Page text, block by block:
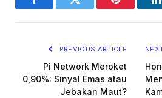
FacebookTwitter Pinterest
PREVIOUS ARTICLE
Pi Network Meroket
0,90%: Sinyal Emas atau
Jebakan Maut?